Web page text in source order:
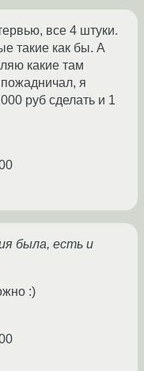
все 4 штуки.
такие как бы. А
какие там
я
руб сделать и 1
была, есть и
:)